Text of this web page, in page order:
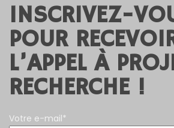
INSCRIVEZ-
POUR
L’APPEL À
RECHERCHE !
Votre e-mail*